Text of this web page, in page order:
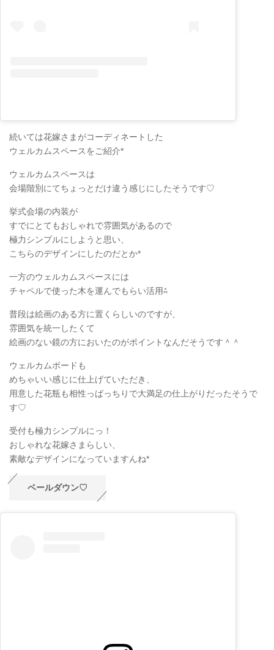
続いては花嫁さまがコーディネートした
ウェルカムスペースをご紹介*
ウェルカムスペースは
会場階別にてちょっとだけ違う感じにしたそうです♡
挙式会場の内装が
すでにとてもおしゃれで雰囲気があるので
極力シンプルにしようと思い、
こちらのデザインにしたのだとか*
一方のウェルカムスペースには
チャペルで使った木を運んでもらい活用⁂
普段は絵画のある方に置くらしいのですが、
雰囲気を統一したくて
絵画のない鏡の方においたのがポイントなんだそうです＾＾
ウェルカムボードも
めちゃいい感じに仕上げていただき、
用意した花瓶も相性っばっちりで大満足の仕上がりだったそうで
す♡
受付も極力シンプルにっ！
おしゃれな花嫁さまらしい、
素敵なデザインになっていますんね*
ベールダウン♡